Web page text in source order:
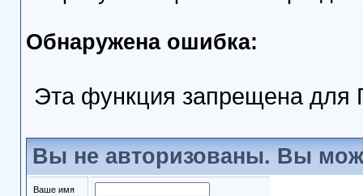
Обнаружена ошибка:
Эта функция запрещена для
Вы не авторизованы. Вы
Ваше имя